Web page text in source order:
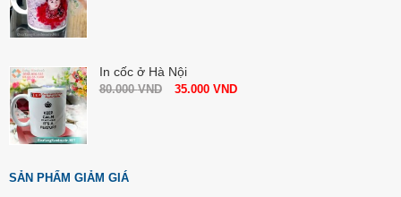
In cốc ở Hà Nội
80.000VND 35.000 VND
SẢN PHẨM GIẢM GIÁ